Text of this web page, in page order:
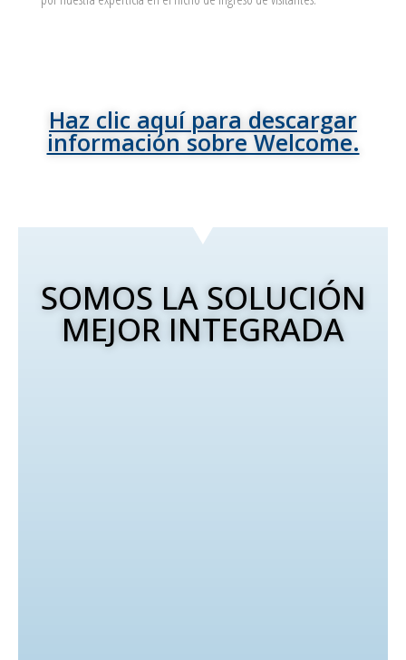
Haz clic aquí para descargar
información sobre Welcome.
SOMOS LA SOLUCIÓN
MEJOR INTEGRADA